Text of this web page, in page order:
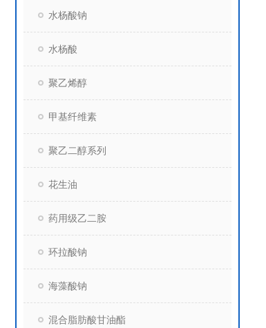
水杨酸钠
水杨酸
聚乙烯醇
甲基纤维素
聚乙二醇系列
花生油
药用级乙二胺
环拉酸钠
海藻酸钠
混合脂肪酸甘油酯